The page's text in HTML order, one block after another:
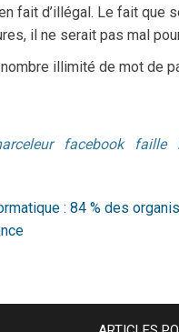
fait d’illégal. Le fait que
il ne serait pas mal
illimité de mot de
facebook faille
: 84 % des